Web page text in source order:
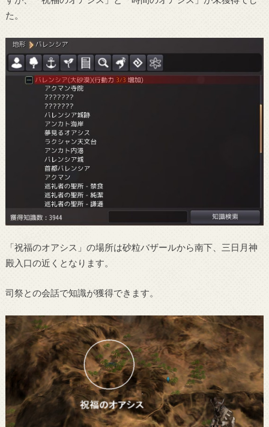
た。
「祝福のオアシス」の場所は砂粒バザールから南下、三日月神
殿入口の近くとなります。
司祭との会話で知識が獲得できます。